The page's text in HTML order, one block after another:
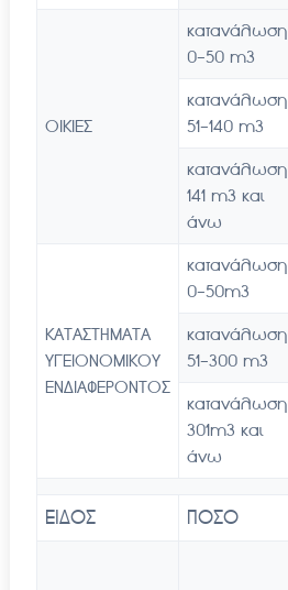
ΟΙΚΙΕΣ
κατανάλωση
0-50 m3
κατανάλωση
51-140 m3
κατανάλωση
141 m3 και
άνω
ΚΑΤΑΣΤΗΜΑΤΑ
ΥΓΕΙΟΝΟΜΙΚΟΥ
ΕΝΔΙΑΦΕΡΟΝΤΟΣ
κατανάλωση
0-50m3
κατανάλωση
51-300 m3
κατανάλωση
301m3 και
άνω
ΕΙΔΟΣ ΠΟΣΟ